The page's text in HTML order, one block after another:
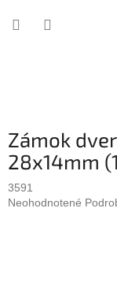
Zámok
28x14mm
3591
Priemerné
Neohodnotené